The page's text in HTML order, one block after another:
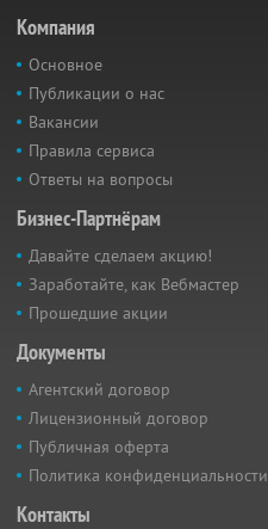
Компания
Основное
Публикации о нас
Вакансии
Правила сервиса
Ответы на вопросы
Бизнес-Партнёрам
Давайте сделаем акцию!
Заработайте, как Вебмастер
Прошедшие акции
Документы
Агентский договор
Лицензионный договор
Публичная оферта
Политика конфиденциальности
Контакты